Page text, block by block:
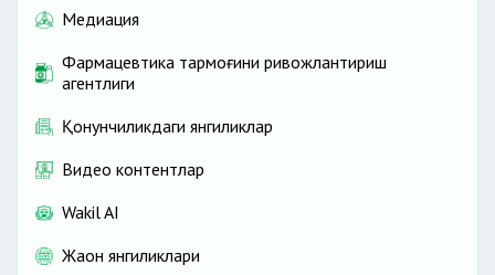
Медиация
Фармацевтика тармоғини ривожлантириш
агентлиги
Қонунчиликдаги янгиликлар
Видео контентлар
Wakil AI
Жаҳон янгиликлари